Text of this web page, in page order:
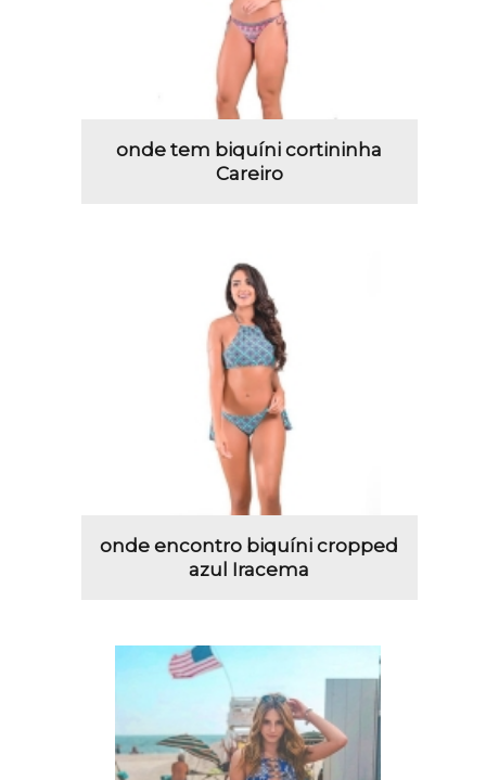
onde tem biquíni cortininha
Careiro
onde encontro biquíni cropped
azul Iracema